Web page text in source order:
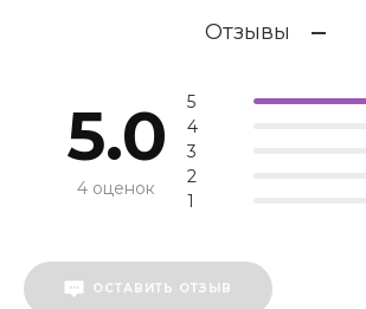
Отзывы
5.0
4 оценок
5
4
3
2
1
ОСТАВИТЬ ОТЗЫВ